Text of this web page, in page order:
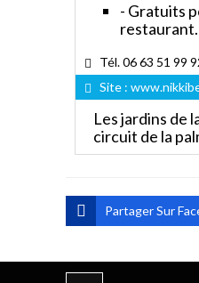
- Gratuits
restaurant.
Tél. 06 63 51 99
Site :
Les jardins de
circuit de la
Partager Sur